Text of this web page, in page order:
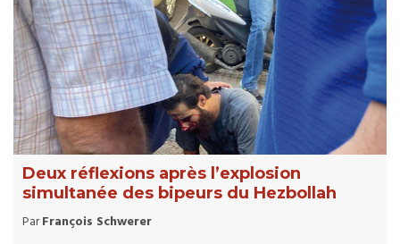
Deux réflexions après l’explosion
simultanée des bipeurs du Hezbollah
ParFrançois Schwerer